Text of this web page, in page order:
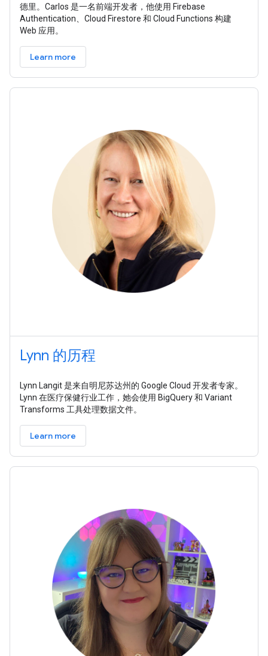
德里。Carlos 是一名前端开发者，他使用 Firebase
Authentication、Cloud Firestore 和 Cloud Functions 构建
Web 应用。
Learn more
Lynn 的历程
Lynn Langit 是来自明尼苏达州的 Google Cloud 开发者专家。
Lynn 在医疗保健行业工作，她会使用 BigQuery 和 Variant
Transforms 工具处理数据文件。
Learn more